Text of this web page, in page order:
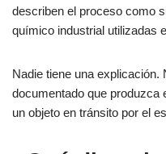
describen el proceso como
químico industrial utilizadas
Nadie tiene una
documentado que produzca
un objeto en tránsito por el